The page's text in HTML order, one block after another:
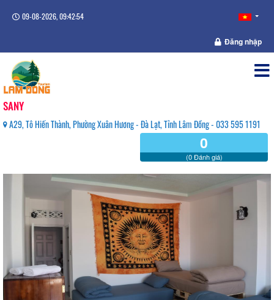
09-08-2026, 09:42:55
Đăng nhập
SANY
A29, Tô Hiến Thành, Phường Xuân Hương - Đà Lạt, Tỉnh Lâm Đồng - 033 595 1191
0
(0 Đánh giá)